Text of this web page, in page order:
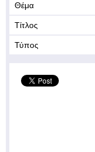
Θέμα
Τίτλος
Τύπος